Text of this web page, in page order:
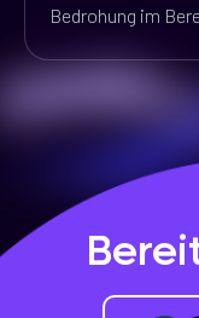
Bedrohung im